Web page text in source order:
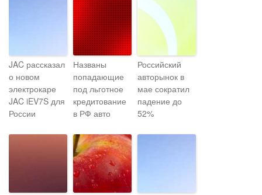
JAC рассказал
о новом
электрокаре
JAC iEV7S для
России
Названы
попадающие
под льготное
кредитование
в РФ авто
Российский
авторынок в
мае сократил
падение до
52%